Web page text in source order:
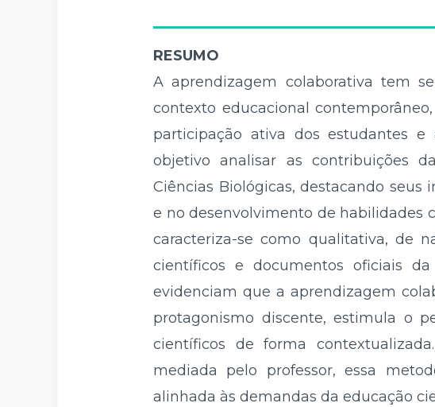
RESUMO
A aprendizagem colaborativa tem
contexto educacional
participação ativa dos estudantes
objetivo analisar as contribuições
Ciências Biológicas, destacando
e no desenvolvimento de habilidades
caracteriza-se como qualitativa, de
científicos e documentos oficiais
evidenciam que a aprendizagem
protagonismo discente, estimula o
científicos de forma
mediada pelo professor, essa
alinhada às demandas da educação